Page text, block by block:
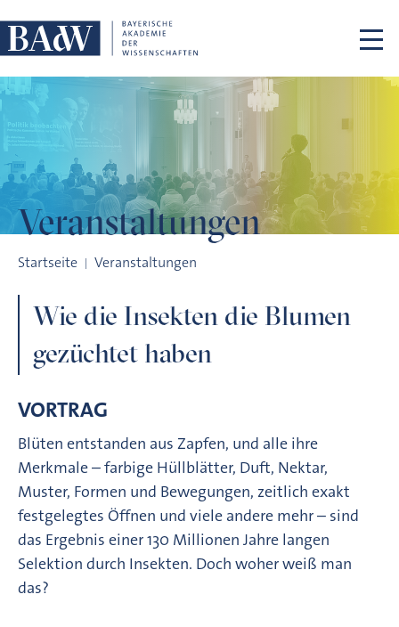
Veranstaltungen
Startseite Veranstaltungen
Wie die Insekten die Blumen
gezüchtet haben
VORTRAG
Blüten entstanden aus Zapfen, und alle ihre
Merkmale – farbige Hüllblätter, Duft, Nektar,
Muster, Formen und Bewegungen, zeitlich exakt
festgelegtes Öffnen und viele andere mehr – sind
das Ergebnis einer 130 Millionen Jahre langen
Selektion durch Insekten. Doch woher weiß man
das?